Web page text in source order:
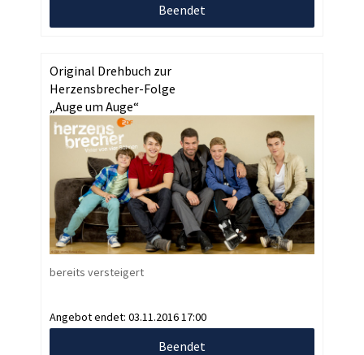
Beendet
Original Drehbuch zur
Herzensbrecher-Folge
„Auge um Auge“
bereits versteigert
Angebot endet: 03.11.2016 17:00
Beendet